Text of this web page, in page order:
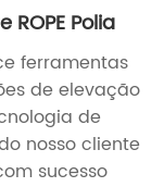
Polia
ferramentas
de elevação
de
nosso cliente
sucesso